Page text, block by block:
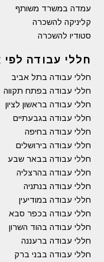
עמדה במשרד משותף
קליניקה להשכרה
סטודיו להשכרה
חללי עבודה לפי
חללי עבודה בתל אביב
חללי עבודה בפתח תקווה
חללי עבודה בראשון לציון
חללי עבודה בגבעתיים
חללי עבודה בחיפה
חללי עבודה בירושלים
חללי עבודה בבאר שבע
חללי עבודה בהרצליה
חללי עבודה בנתניה
חללי עבודה במודיעין
חללי עבודה בכפר סבא
חללי עבודה בהוד השרון
חללי עבודה ברעננה
חללי עבודה בבני ברק